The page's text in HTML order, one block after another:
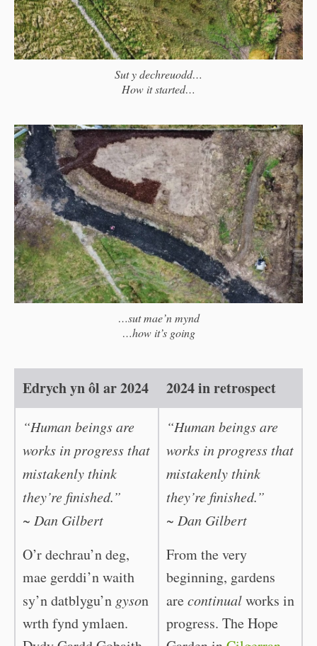
Sut y dechreuodd…
How it started…
…sut mae’n mynd
…how it’s going
Edrych yn ôl ar 2024 2024 in retrospect
“Human beings are
works in progress that
mistakenly think
they’re finished.”
~ Dan Gilbert
O’r dechrau’n deg,
mae gerddi’n waith
sy’n datblygu’n gyson
wrth fynd ymlaen.
“Human beings are
works in progress that
mistakenly think
they’re finished.”
~ Dan Gilbert
From the very
beginning, gardens
arecontinualworks in
progress. The Hope